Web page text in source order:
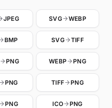
JPEG SVG WEBP
BMP SVG TIFF
PNG WEBP PNG
PNG TIFF PNG
PNG ICO PNG